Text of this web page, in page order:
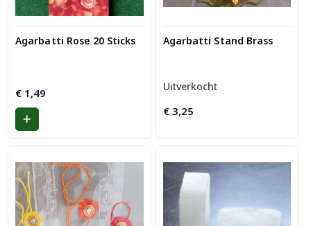
Agarbatti Rose 20 Sticks
€ 1,49
Agarbatti Stand Brass
Uitverkocht
€3,25